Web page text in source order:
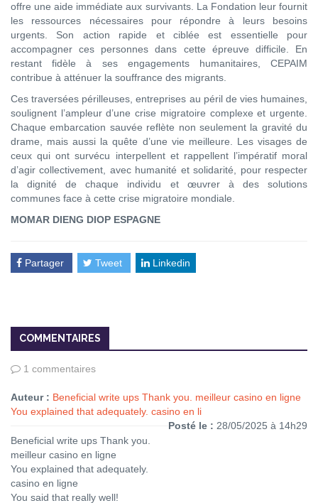
offre une aide immédiate aux survivants. La Fondation leur fournit
les ressources nécessaires pour répondre à leurs besoins
urgents. Son action rapide et ciblée est essentielle pour
accompagner ces personnes dans cette épreuve difficile. En
restant fidèle à ses engagements humanitaires, CEPAIM
contribue à atténuer la souffrance des migrants.
Ces traversées périlleuses, entreprises au péril de vies humaines,
soulignent l’ampleur d’une crise migratoire complexe et urgente.
Chaque embarcation sauvée reflète non seulement la gravité du
drame, mais aussi la quête d’une vie meilleure. Les visages de
ceux qui ont survécu interpellent et rappellent l’impératif moral
d’agir collectivement, avec humanité et solidarité, pour respecter
la dignité de chaque individu et œuvrer à des solutions
communes face à cette crise migratoire mondiale.
MOMAR DIENG DIOP ESPAGNE
Partager Tweet Linkedin
COMMENTAIRES
1 commentaires
Auteur : Beneficial write ups Thank you. meilleur casino en ligne
You explained that adequately. casino en li
Posté le : 28/05/2025 à 14h29
Beneficial write ups Thank you.
meilleur casino en ligne
You explained that adequately.
casino en ligne
You said that really well!